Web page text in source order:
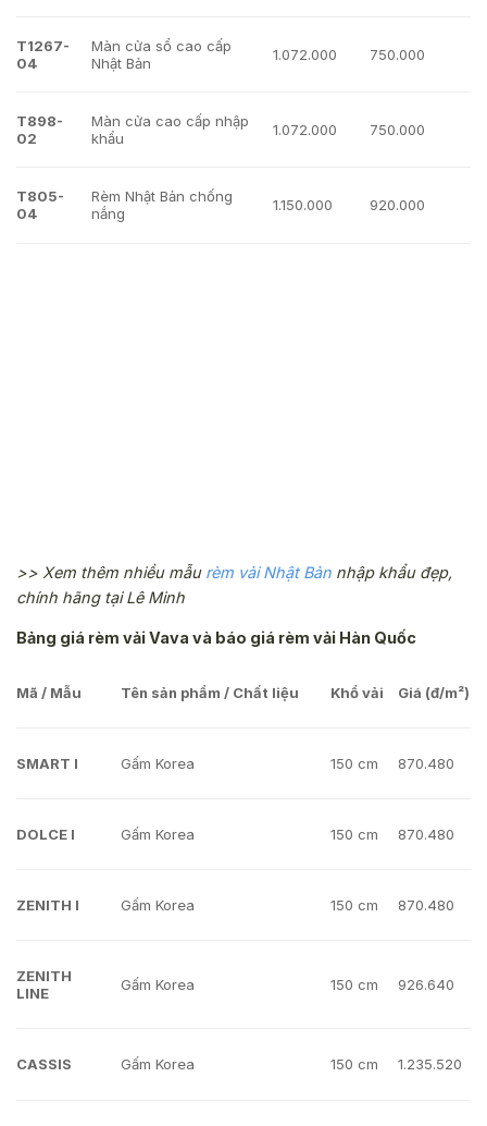
T1267-
04
Màn cửa sổ cao cấp
Nhật Bản
1.072.000 750.000
T898-
02
Màn cửa cao cấp nhập
khẩu
1.072.000 750.000
T805-
04
Rèm Nhật Bản chống
nắng
1.150.000 920.000
>> Xem thêm nhiều mẫu rèm vải Nhật Bản nhập khẩu đẹp,
chính hãng tại Lê Minh
Bảng giá rèm vải Vava và báo giá rèm vải Hàn Quốc
Mã / Mẫu Tên sản phẩm / Chất liệu Khổ vải Giá (đ/m²)
SMART I Gấm Korea 150 cm 870.480
DOLCE I Gấm Korea 150 cm 870.480
ZENITH I Gấm Korea 150 cm 870.480
ZENITH
LINE
Gấm Korea 150 cm 926.640
CASSIS Gấm Korea 150 cm 1.235.520